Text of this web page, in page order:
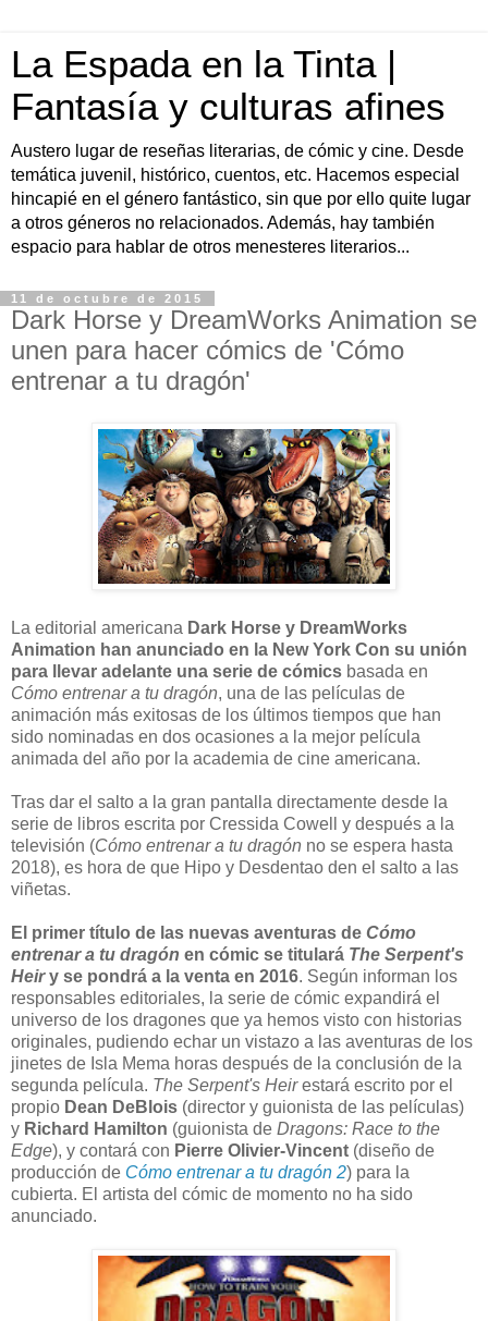
La Espada en la Tinta |
Fantasía y culturas afines
Austero lugar de reseñas literarias, de cómic y cine. Desde
temática juvenil, histórico, cuentos, etc. Hacemos especial
hincapié en el género fantástico, sin que por ello quite lugar
a otros géneros no relacionados. Además, hay también
espacio para hablar de otros menesteres literarios...
11 de octubre de 2015
Dark Horse y DreamWorks Animation se
unen para hacer cómics de 'Cómo
entrenar a tu dragón'
La editorial americana Dark Horse y DreamWorks
Animation han anunciado en la New York Con su unión
para llevar adelante una serie de cómics basada en
Cómo entrenar a tu dragón, una de las películas de
animación más exitosas de los últimos tiempos que han
sido nominadas en dos ocasiones a la mejor película
animada del año por la academia de cine americana.
Tras dar el salto a la gran pantalla directamente desde la
serie de libros escrita por Cressida Cowell y después a la
televisión (Cómo entrenar a tu dragón no se espera hasta
2018), es hora de que Hipo y Desdentao den el salto a las
viñetas.
El primer título de las nuevas aventuras de Cómo
entrenar a tu dragón en cómic se titulará The Serpent's
Heiry se pondrá a la venta en 2016. Según informan los
responsables editoriales, la serie de cómic expandirá el
universo de los dragones que ya hemos visto con historias
originales, pudiendo echar un vistazo a las aventuras de los
jinetes de Isla Mema horas después de la conclusión de la
segunda película. The Serpent's Heirestará escrito por el
propio Dean DeBlois (director y guionista de las películas)
y Richard Hamilton (guionista de Dragons: Race to the
Edge), y contará con Pierre Olivier-Vincent (diseño de
producción de Cómo entrenar a tu dragón 2) para la
cubierta. El artista del cómic de momento no ha sido
anunciado.